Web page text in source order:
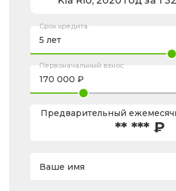
Срок кредита
Первоначальный взнос
Предварительный
** *** ₽
Ваше имя